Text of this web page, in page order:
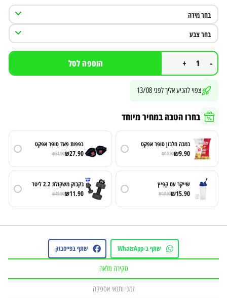
-
+ הוספה לסל
צפוי להגיע אליך לפני 13/08
בחרו הטבה במחיר מיוחד
במבה חלבון סופר אפקט
₪9.90
₪10.90
כפפות פאד סופר אפקט
₪27.90
₪34.90
שייקר עם קפיץ
₪15.90
₪19.90
בקבוק משקולת 2.2 ליטר
₪11.90
₪49.90
שתף ב-WhatsApp שתף בפייסבוק
סקירה מלאה
זמני ותנאי אספקה